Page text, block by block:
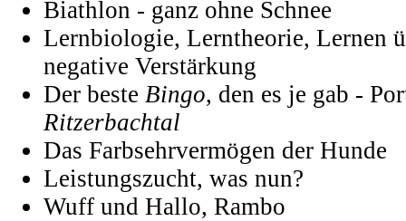
Biathlon - ganz ohne Schnee
Lernbiologie, Lerntheorie, Lernen
negative Verstärkung
Der beste Bingo, den es je gab -
Ritzerbachtal
Das Farbsehrvermögen der Hunde
Leistungszucht, was nun?
Wuff und Hallo, Rambo